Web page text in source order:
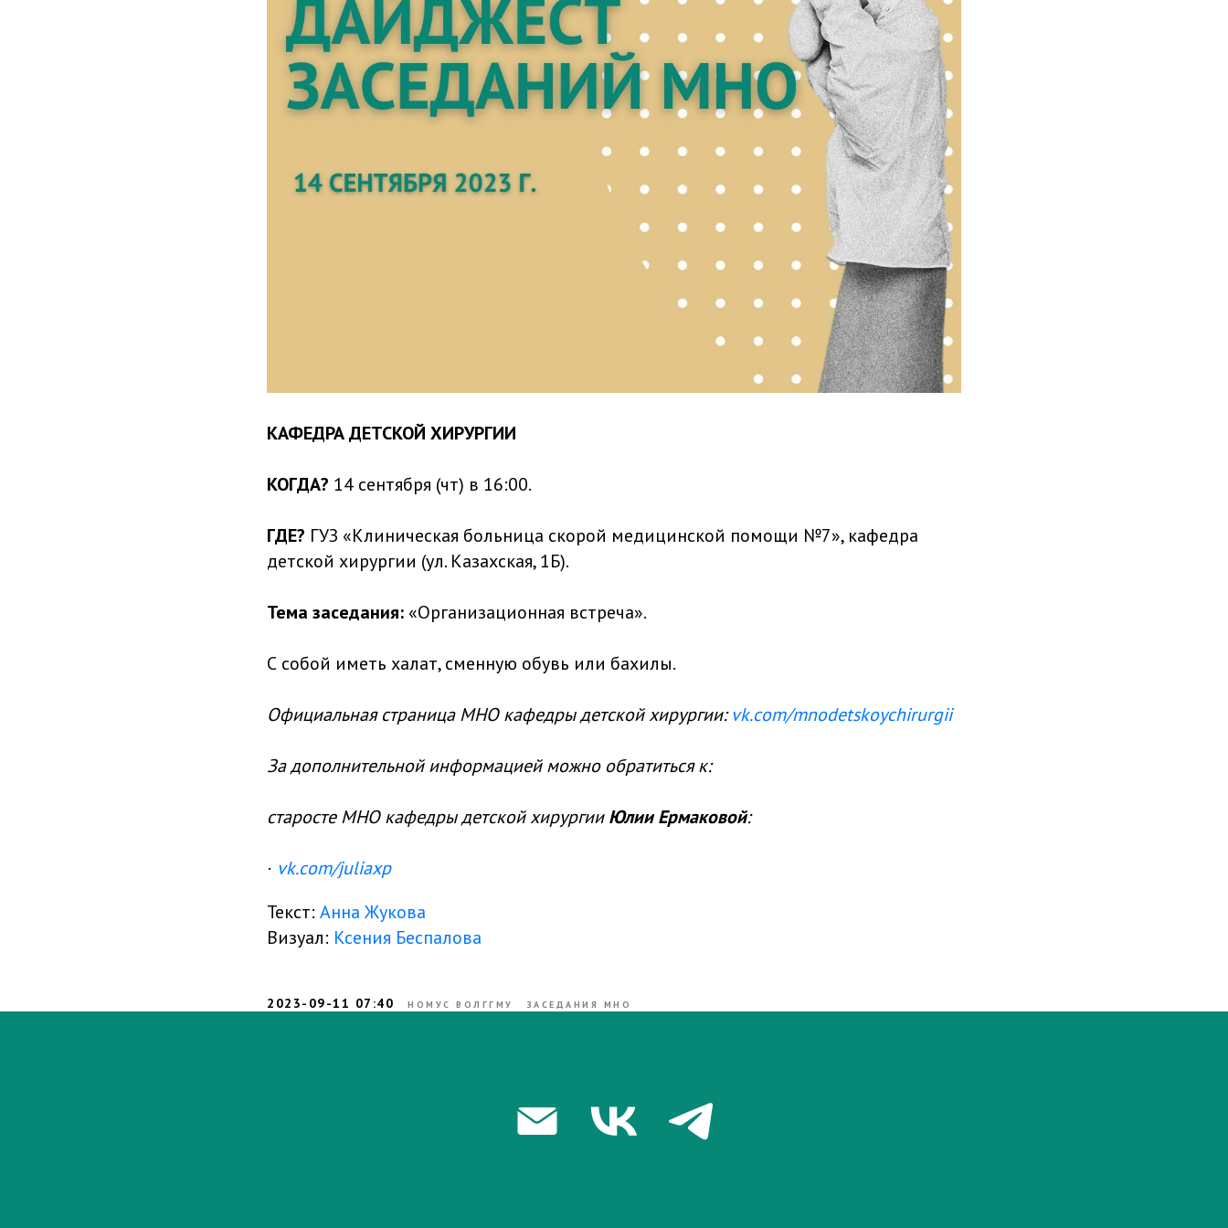
КАФЕДРА ДЕТСКОЙ ХИРУРГИИ
КОГДА? 14 сентября (чт) в 16:00.
ГДЕ? ГУЗ «Клиническая больница скорой медицинской помощи №7», кафедра
детской хирургии (ул. Казахская, 1Б).
Тема заседания: «Организационная встреча».
С собой иметь халат, сменную обувь или бахилы.
Официальная страница МНО кафедры детской хирургии:vk.com/mnodetskoychirurgii
За дополнительной информацией можно обратиться к:
старосте МНО кафедры детской хирургииЮлии Ермаковой:
· vk.com/juliaxp
Текст: Анна Жукова
Визуал: Ксения Беспалова
2023-09-11 07:40 НОМУС ВОЛГГМУ ЗАСЕДАНИЯ МНО